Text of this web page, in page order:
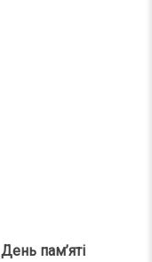
День пам’яті